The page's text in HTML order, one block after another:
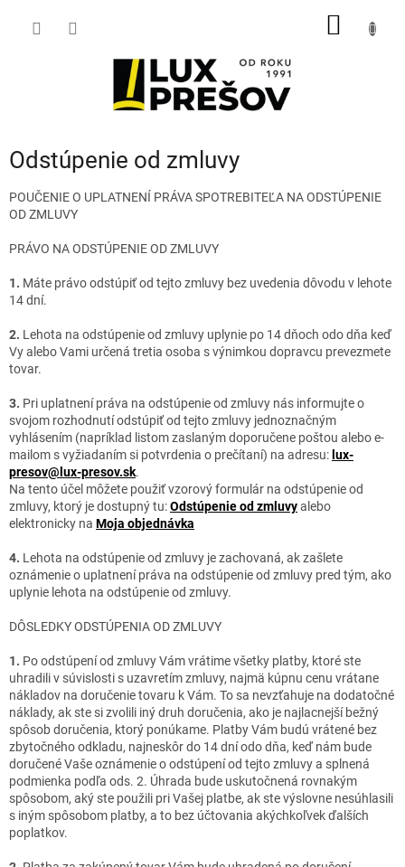
Odstúpenie od zmluvy
POUČENIE O UPLATNENÍ PRÁVA SPOTREBITEĽA NA ODSTÚPENIE
OD ZMLUVY
PRÁVO NA ODSTÚPENIE OD ZMLUVY
1. Máte právo odstúpiť od tejto zmluvy bez uvedenia dôvodu v lehote
14 dní.
2. Lehota na odstúpenie od zmluvy uplynie po 14 dňoch odo dňa keď
Vy alebo Vami určená tretia osoba s výnimkou dopravcu prevezmete
tovar.
3. Pri uplatnení práva na odstúpenie od zmluvy nás informujte o
svojom rozhodnutí odstúpiť od tejto zmluvy jednoznačným
vyhlásením (napríklad listom zaslaným doporučene poštou alebo e‐
mailom s vyžiadaním si potvrdenia o prečítaní) na adresu: lux-
presov@lux-presov.sk.
Na tento účel môžete použiť vzorový formulár na odstúpenie od
zmluvy, ktorý je dostupný tu:Odstúpenie od zmluvyalebo
elektronicky na Moja objednávka
4. Lehota na odstúpenie od zmluvy je zachovaná, ak zašlete
oznámenie o uplatnení práva na odstúpenie od zmluvy pred tým, ako
uplynie lehota na odstúpenie od zmluvy.
DÔSLEDKY ODSTÚPENIA OD ZMLUVY
1. Po odstúpení od zmluvy Vám vrátime všetky platby, ktoré ste
uhradili v súvislosti s uzavretím zmluvy, najmä kúpnu cenu vrátane
nákladov na doručenie tovaru k Vám. To sa nevzťahuje na dodatočné
náklady, ak ste si zvolili iný druh doručenia, ako je najlacnejší bežný
spôsob doručenia, ktorý ponúkame. Platby Vám budú vrátené bez
zbytočného odkladu, najneskôr do 14 dní odo dňa, keď nám bude
doručené Vaše oznámenie o odstúpení od tejto zmluvy a splnená
podmienka podľa ods. 2. Úhrada bude uskutočnená rovnakým
spôsobom, aký ste použili pri Vašej platbe, ak ste výslovne nesúhlasili
s iným spôsobom platby, a to bez účtovania akýchkoľvek ďalších
poplatkov.